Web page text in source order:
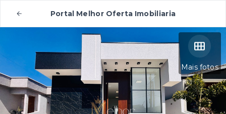
Portal Melhor Oferta Imobiliaria
Mais fotos